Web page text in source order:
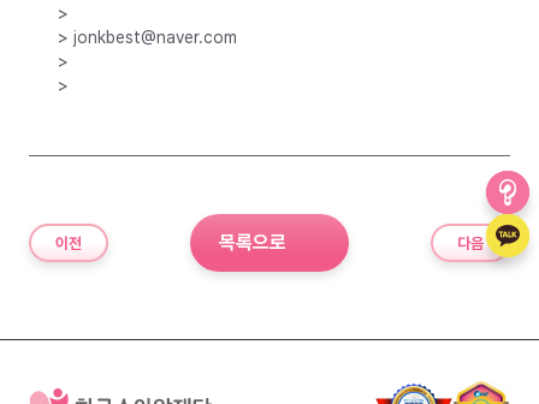
>
> jonkbest@naver.com
>
>
이전 목록으로 다음